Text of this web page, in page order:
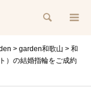
検索
> garden和歌山 > 和
）の結婚指輪をご成約